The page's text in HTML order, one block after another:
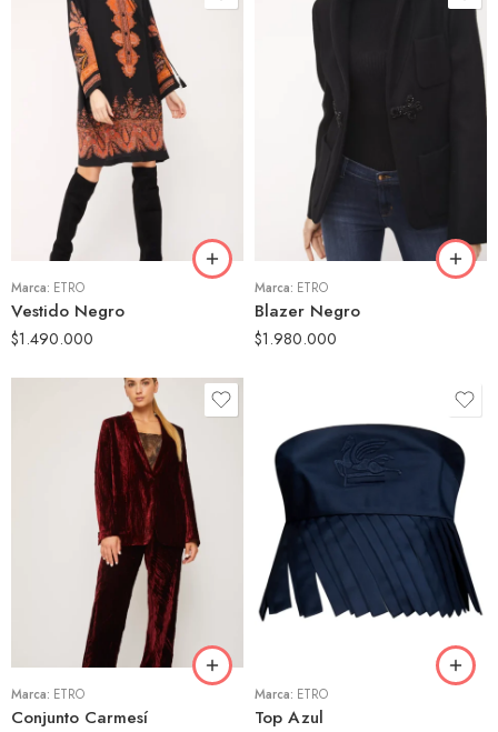
Marca: ETRO
Vestido Negro
$1.490.000
46
Marca: ETRO
Blazer Negro
$1.980.000
42
46
Marca: ETRO
Conjunto Carmesí
Marca: ETRO
Top Azul